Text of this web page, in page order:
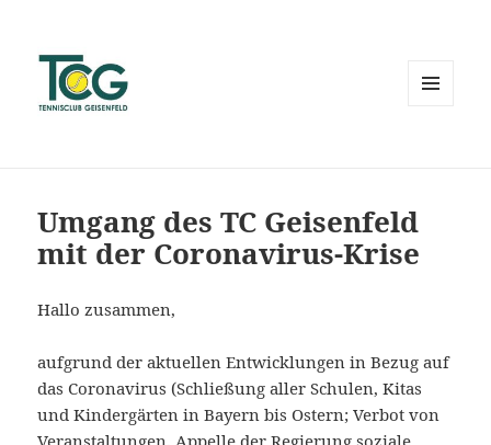
Umgang des TC Geisenfeld
mit der Coronavirus-Krise
Hallo zusammen,
aufgrund der aktuellen Entwicklungen in Bezug auf
das Coronavirus (Schließung aller Schulen, Kitas
und Kindergärten in Bayern bis Ostern; Verbot von